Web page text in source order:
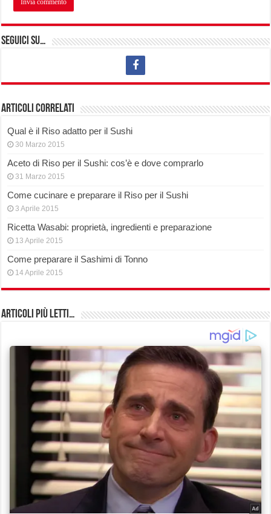
Seguici su…
Articoli correlati
Qual è il Riso adatto per il Sushi
30 Marzo 2015
Aceto di Riso per il Sushi: cos’è e dove comprarlo
31 Marzo 2015
Come cucinare e preparare il Riso per il Sushi
3 Aprile 2015
Ricetta Wasabi: proprietà, ingredienti e preparazione
13 Aprile 2015
Come preparare il Sashimi di Tonno
14 Aprile 2015
Articoli più Letti…